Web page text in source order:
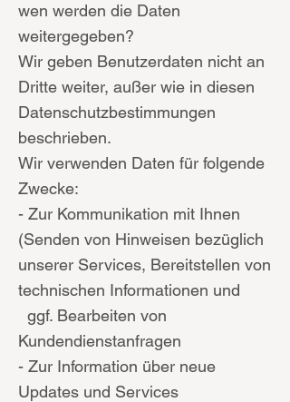
wen werden die Daten
weitergegeben?
Wir geben Benutzerdaten nicht an
Dritte weiter, außer wie in diesen
Datenschutzbestimmungen
beschrieben.
Wir verwenden Daten für folgende
Zwecke:
- Zur Kommunikation mit Ihnen
(Senden von Hinweisen bezüglich
unserer Services, Bereitstellen von
technischen Informationen und
ggf. Bearbeiten von
Kundendienstanfragen
- Zur Information über neue
Updates und Services